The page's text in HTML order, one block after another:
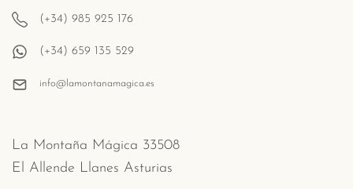
(+34) 985 925 176
(+34) 659 135 529
info@lamontanamagica.es
La Montaña Mágica 33508
El Allende Llanes Asturias